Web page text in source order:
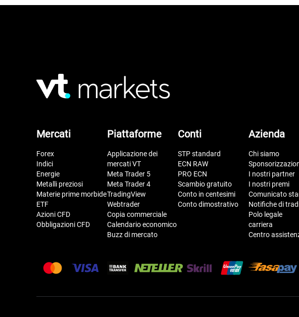
Mercati
Forex
Indici
Energie
Metalli preziosi
Materie prime morbide
ETF
Azioni CFD
Obbligazioni CFD
Piattaforme
Applicazione dei
mercati VT
Meta Trader 5
Meta Trader 4
TradingView
Webtrader
Copia commerciale
Calendario economico
Buzz di mercato
Conti
STP standard
ECN RAW
PRO ECN
Scambio gratuito
Conto in centesimi
Conto dimostrativo
Azienda
Chi siamo
I nostri partner
I nostri premi
Comunicato
Notifiche di
Polo legale
carriera
Centro